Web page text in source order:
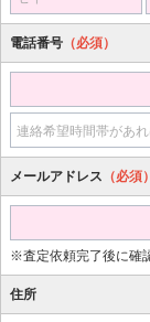
電話番号 （必須）
連絡希望時間帯があ
メールアドレス （必須）
※査定依頼完了後に確
住所